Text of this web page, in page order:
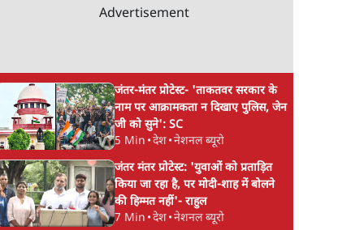
Advertisement
जंतर-मंतर प्रोटेस्ट- 'ताकतवर सरकार के
नाम पर आक्रामकता न दिखाए पुलिस, जेन
जी को सुने': SC
5 Min •देश•नेशनल ब्यूरो
जंतर मंतर प्रोटेस्ट: 'युवाओं को प्रताड़ित
किया जा रहा है, पर मोदी-शाह में बोलने
की हिम्मत नहीं'- राहुल
7 Min •देश•नेशनल ब्यूरो